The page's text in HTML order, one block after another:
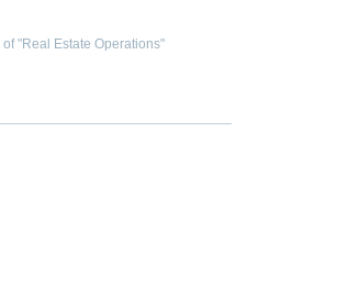
"Real Estate Operations"